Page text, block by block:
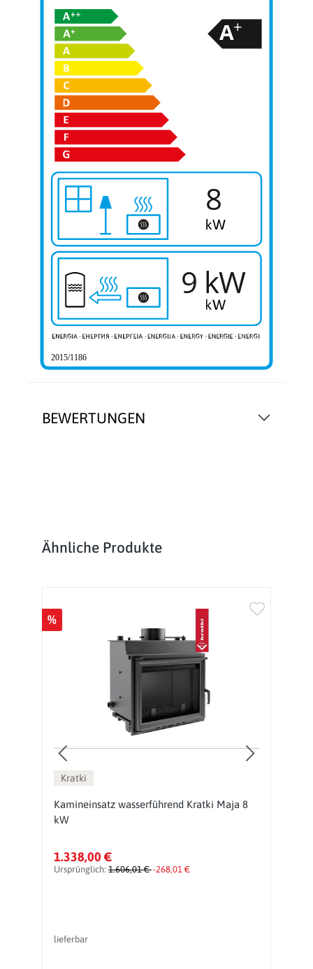
BEWERTUNGEN
2015/1186
9 kW
8
A+
Produktgalerie überspringen
Ähnliche Produkte
%
Kratki
Kamineinsatz wasserführend Kratki Maja 8
kW
1.338,00 €
Ursprünglich: 1.606,01 €-268,01 €
lieferbar